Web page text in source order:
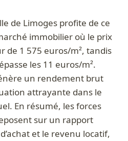
de Limoges profite de ce
immobilier où le prix
de 1 575 euros/m², tandis
les 11 euros/m².
un rendement brut
attrayante dans le
En résumé, les forces
sur un rapport
et le revenu locatif,